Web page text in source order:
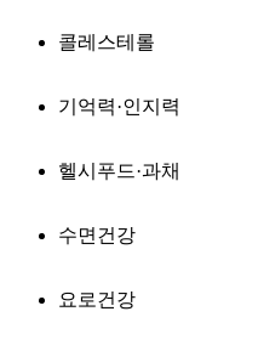
콜레스테롤
기억력·인지력
헬시푸드·과채
수면건강
요로건강